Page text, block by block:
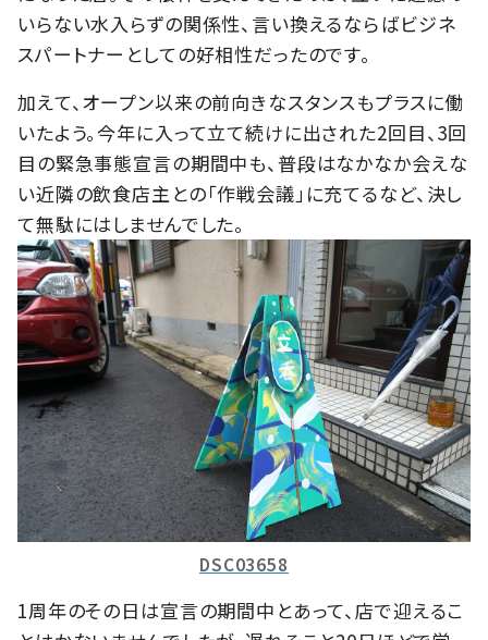
いらない水入らずの関係性、言い換えるならばビジネ
スパートナーとしての好相性だったのです。
加えて、オープン以来の前向きなスタンスもプラスに働
いたよう。今年に入って立て続けに出された2回目、3回
目の緊急事態宣言の期間中も、普段はなかなか会えな
い近隣の飲食店主との「作戦会議」に充てるなど、決し
て無駄にはしませんでした。
DSC03658
1周年のその日は宣言の期間中とあって、店で迎えるこ